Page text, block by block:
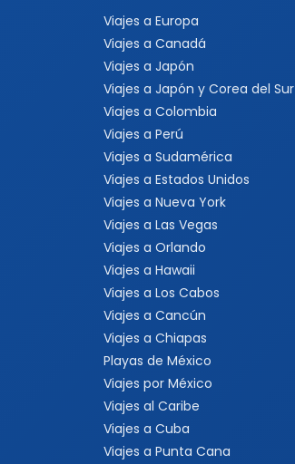
Viajes a Europa
Viajes a Canadá
Viajes a Japón
Viajes a Japón y Corea del Sur
Viajes a Colombia
Viajes a Perú
Viajes a Sudamérica
Viajes a Estados Unidos
Viajes a Nueva York
Viajes a Las Vegas
Viajes a Orlando
Viajes a Hawaii
Viajes a Los Cabos
Viajes a Cancún
Viajes a Chiapas
Playas de México
Viajes por México
Viajes al Caribe
Viajes a Cuba
Viajes a Punta Cana